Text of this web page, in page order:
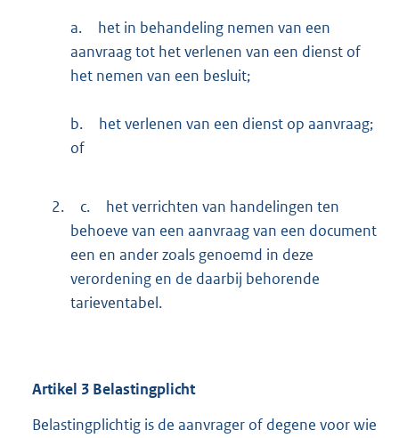
a.
het in behandeling nemen van een
aanvraag tot het verlenen van een dienst of
het nemen van een besluit;
b.
het verlenen van een dienst op aanvraag;
of
2. c.
het verrichten van handelingen ten
behoeve van een aanvraag van een document
een en ander zoals genoemd in deze
verordening en de daarbij behorende
tarieventabel.
Artikel 3 Belastingplicht
Belastingplichtig is de aanvrager of degene voor wie